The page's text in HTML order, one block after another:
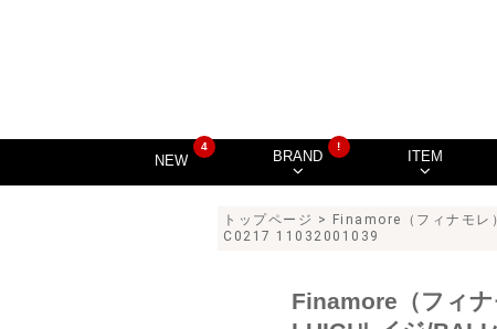
NEW
4
BRAND
!
ITEM
トップページ > Finamore（フィナモレ）
C0217 11032001039